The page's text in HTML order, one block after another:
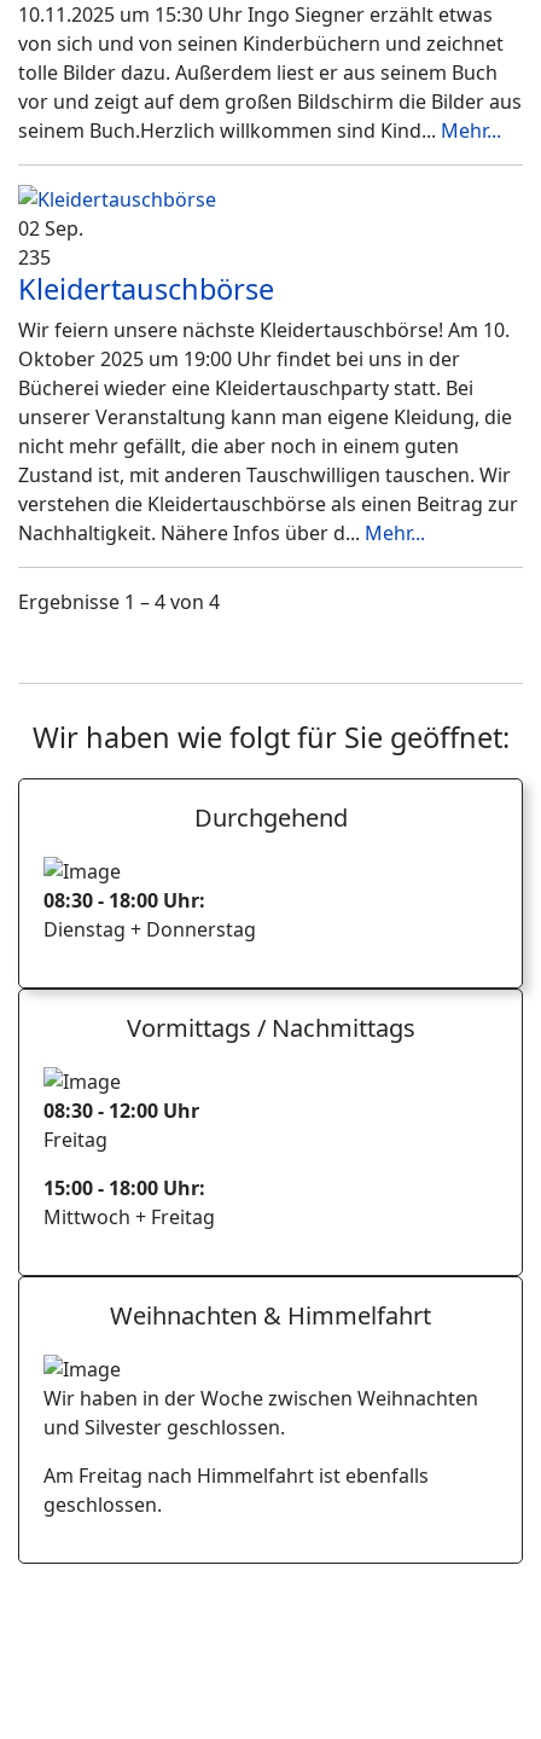
10.11.2025 um 15:30 Uhr Ingo Siegner erzählt etwas
von sich und von seinen Kinderbüchern und zeichnet
tolle Bilder dazu. Außerdem liest er aus seinem Buch
vor und zeigt auf dem großen Bildschirm die Bilder aus
seinem Buch.Herzlich willkommen sind Kind... Mehr...
02 Sep.
235
Kleidertauschbörse
Wir feiern unsere nächste Kleidertauschbörse! Am 10.
Oktober 2025 um 19:00 Uhr findet bei uns in der
Bücherei wieder eine Kleidertauschparty statt. Bei
unserer Veranstaltung kann man eigene Kleidung, die
nicht mehr gefällt, die aber noch in einem guten
Zustand ist, mit anderen Tauschwilligen tauschen. Wir
verstehen die Kleidertauschbörse als einen Beitrag zur
Nachhaltigkeit. Nähere Infos über d... Mehr...
Ergebnisse 1 – 4 von 4
Wir haben wie folgt für Sie geöffnet:
Durchgehend
08:30 - 18:00 Uhr:
Dienstag + Donnerstag
Vormittags / Nachmittags
08:30 - 12:00 Uhr
Freitag
15:00 - 18:00 Uhr:
Mittwoch + Freitag
Weihnachten & Himmelfahrt
Wir haben in der Woche zwischen Weihnachten
und Silvester geschlossen.
Am Freitag nach Himmelfahrt ist ebenfalls
geschlossen.